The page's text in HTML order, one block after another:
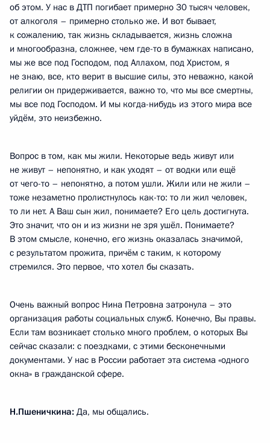
об этом. У нас в ДТП погибает примерно 30 тысяч человек,
от алкоголя – примерно столько же. И вот бывает,
к сожалению, так жизнь складывается, жизнь сложна
и многообразна, сложнее, чем где-то в бумажках написано,
мы же все под Господом, под Аллахом, под Христом, я
не знаю, все, кто верит в высшие силы, это неважно, какой
религии он придерживается, важно то, что мы все смертны,
мы все под Господом. И мы когда-нибудь из этого мира все
уйдём, это неизбежно.
Вопрос в том, как мы жили. Некоторые ведь живут или
не живут – непонятно, и как уходят – от водки или ещё
от чего-то – непонятно, а потом ушли. Жили или не жили –
тоже незаметно пролистнулось как-то: то ли жил человек,
то ли нет. А Ваш сын жил, понимаете? Его цель достигнута.
Это значит, что он и из жизни не зря ушёл. Понимаете?
В этом смысле, конечно, его жизнь оказалась значимой,
с результатом прожита, причём с таким, к которому
стремился. Это первое, что хотел бы сказать.
Очень важный вопрос Нина Петровна затронула – это
организация работы социальных служб. Конечно, Вы правы.
Если там возникает столько много проблем, о которых Вы
сейчас сказали: с поездками, с этими бесконечными
документами. У нас в России работает эта система «одного
окна» в гражданской сфере.
Н.Пшеничкина: Да, мы общались.